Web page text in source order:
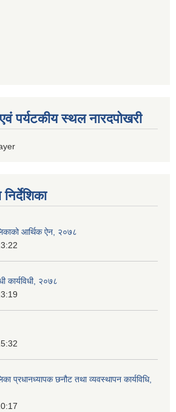
एवं पर्यटकीय स्थल नारदपोखरी
आर्थिक ऐन, २०७८
कार्यविधी, २०७८
प्रधानध्यापक छनौट तथा व्यवस्थापन कार्यविधि,